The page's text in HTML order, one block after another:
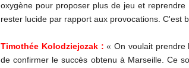
oxygène pour proposer plus de jeu et
rester lucide par rapport aux provocations. C'est
Timothée Kolodziejczak : « On voulait prendre
de confirmer le succès obtenu à Marseille. Ce